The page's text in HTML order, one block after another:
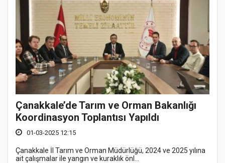
Çanakkale’de Tarım ve Orman Bakanlığı
Koordinasyon Toplantısı Yapıldı
01-03-2025 12:15
Çanakkale İl Tarım ve Orman Müdürlüğü, 2024 ve 2025 yılına
ait çalışmalar ile yangın ve kuraklık önl...